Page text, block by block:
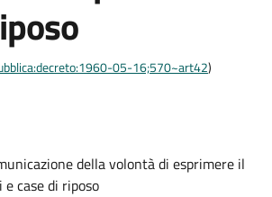
05-16;570~art42)
della volontà di esprimere il
case di riposo